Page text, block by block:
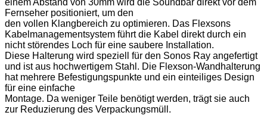
Fernseher positioniert, um den
den vollen Klangbereich zu optimieren. Das Flexsons
Kabelmanagementsystem führt die Kabel direkt durch ein
nicht störendes Loch für eine saubere Installation.
Diese Halterung wird speziell für den Sonos Ray angefertigt
und ist aus hochwertigem Stahl. Die Flexson-Wandhalterung
hat mehrere Befestigungspunkte und ein einteiliges Design
für eine einfache
Montage. Da weniger Teile benötigt werden, trägt sie auch
zur Reduzierung des Verpackungsmüll.